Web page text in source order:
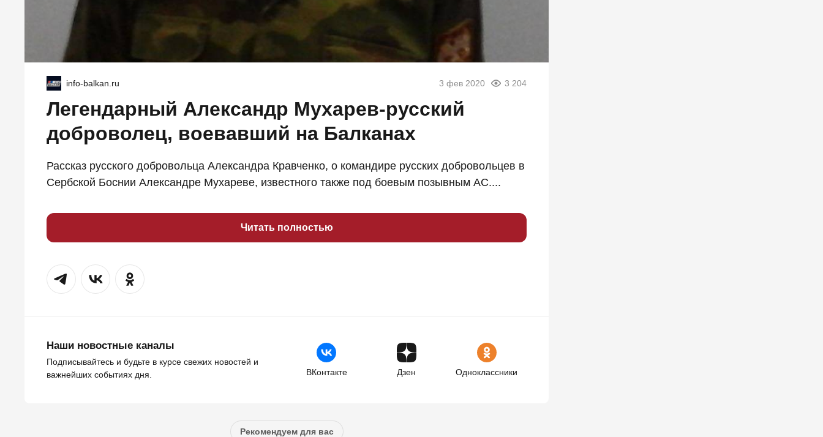
info-balkan.ru 3 фев 2020 3 204
Легендарный Александр Мухарев-русский
доброволец, воевавший на Балканах
Рассказ русского добровольца Александра Кравченко, о командире русских добровольцев в
Сербской Боснии Александре Мухареве, известного также под боевым позывным АС....
Читать полностью
Наши новостные каналы
Подписывайтесь и будьте в курсе свежих новостей и
важнейших событиях дня.
ВКонтакте Дзен Одноклассники
Рекомендуем для вас